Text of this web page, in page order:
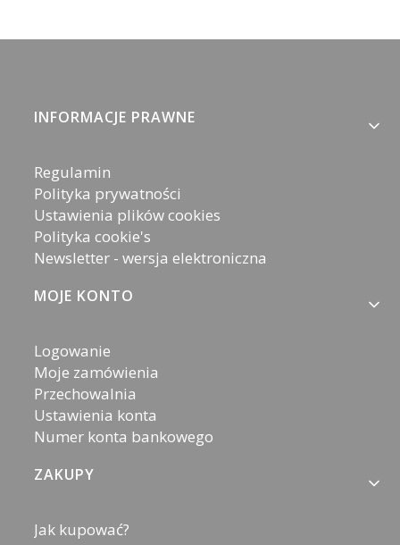
Linki w stopce
INFORMACJE PRAWNE
Regulamin
Polityka prywatności
Ustawienia plików cookies
Polityka cookie's
Newsletter - wersja elektroniczna
MOJE KONTO
Logowanie
Moje zamówienia
Przechowalnia
Ustawienia konta
Numer konta bankowego
ZAKUPY
Jak kupować?